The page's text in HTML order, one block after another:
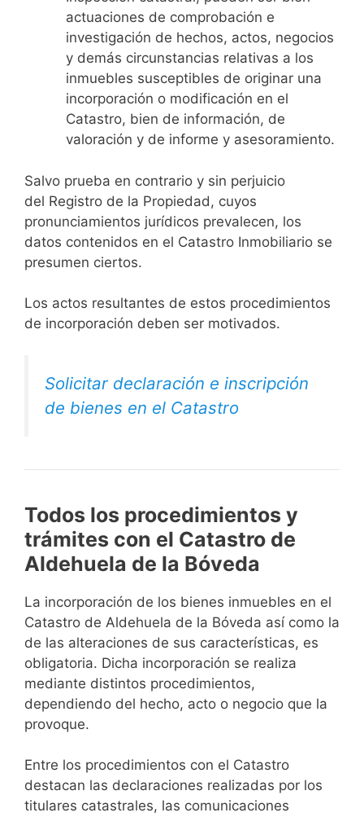
actuaciones de comprobación e
investigación de hechos, actos, negocios
y demás circunstancias relativas a los
inmuebles susceptibles de originar una
incorporación o modificación en el
Catastro, bien de información, de
valoración y de informe y asesoramiento.
Salvo prueba en contrario y sin perjuicio
del Registro de la Propiedad, cuyos
pronunciamientos jurídicos prevalecen, los
datos contenidos en el Catastro Inmobiliario se
presumen ciertos.
Los actos resultantes de estos procedimientos
de incorporación deben ser motivados.
Solicitar declaración e inscripción
de bienes en el Catastro
Todos los procedimientos y
trámites con el Catastro de
Aldehuela de la Bóveda
La incorporación de los bienes inmuebles en el
Catastro de Aldehuela de la Bóveda así como la
de las alteraciones de sus características, es
obligatoria. Dicha incorporación se realiza
mediante distintos procedimientos,
dependiendo del hecho, acto o negocio que la
provoque.
Entre los procedimientos con el Catastro
destacan las declaraciones realizadas por los
titulares catastrales, las comunicaciones